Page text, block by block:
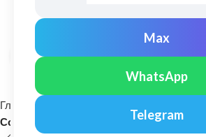
Max
WhatsApp
Telegram
Нажмите, чтобы увеличить
Главная
Софит